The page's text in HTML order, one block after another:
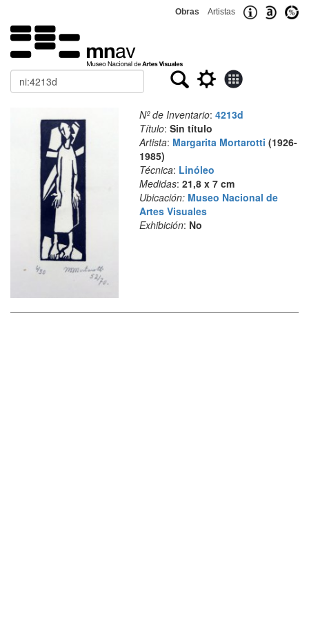
Obras Artistas
Buscar
Nº de Inventario: 4213d
Título: Sin título
Artista: Margarita Mortarotti (1926-
1985)
Técnica: Linóleo
Medidas: 21,8 x 7 cm
Ubicación: Museo Nacional de
Artes Visuales
Exhibición: No